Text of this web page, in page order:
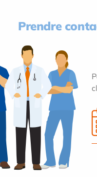
Prendre